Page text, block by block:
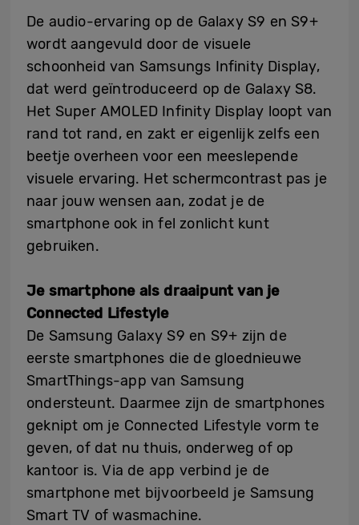
De audio-ervaring op de Galaxy S9 en S9+
wordt aangevuld door de visuele
schoonheid van Samsungs Infinity Display,
dat werd geïntroduceerd op de Galaxy S8.
Het Super AMOLED Infinity Display loopt van
rand tot rand, en zakt er eigenlijk zelfs een
beetje overheen voor een meeslepende
visuele ervaring. Het schermcontrast pas je
naar jouw wensen aan, zodat je de
smartphone ook in fel zonlicht kunt
gebruiken.
Je smartphone als draaipunt van je
Connected Lifestyle
De Samsung Galaxy S9 en S9+ zijn de
eerste smartphones die de gloednieuwe
SmartThings-app van Samsung
ondersteunt. Daarmee zijn de smartphones
geknipt om je Connected Lifestyle vorm te
geven, of dat nu thuis, onderweg of op
kantoor is. Via de app verbind je de
smartphone met bijvoorbeeld je Samsung
Smart TV of wasmachine.